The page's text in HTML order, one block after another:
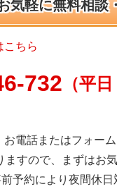
気軽に無料相談
こちら
732 （平
お電話またはフォー
ますので、まずはお
予約により夜間休日